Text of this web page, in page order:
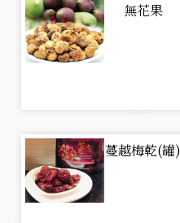
無花果
蔓越梅乾(罐)